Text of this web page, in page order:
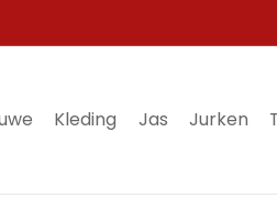
Kleding Jas Jurken